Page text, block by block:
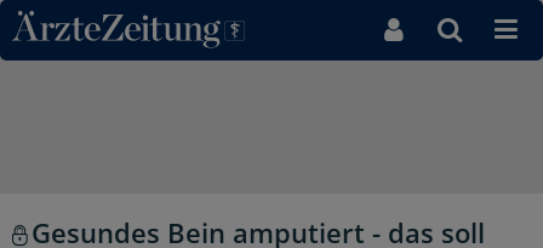
Direkt zum Inhaltsbereich
Gesundes Bein amputiert - das soll